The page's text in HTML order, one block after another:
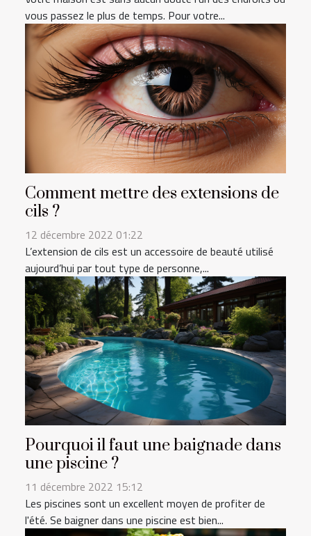
vous passez le plus de temps. Pour votre...
Comment mettre des extensions de
cils ?
12 décembre 2022 01:22
L’extension de cils est un accessoire de beauté utilisé
aujourd’hui par tout type de personne,...
Pourquoi il faut une baignade dans
une piscine ?
11 décembre 2022 15:12
Les piscines sont un excellent moyen de profiter de
l'été. Se baigner dans une piscine est bien...